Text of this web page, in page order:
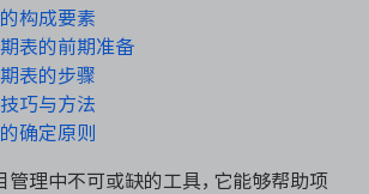
构成要素
表的前期准备
表的步骤
巧与方法
确定原则
管理中不可或缺的工具，它能够帮助项